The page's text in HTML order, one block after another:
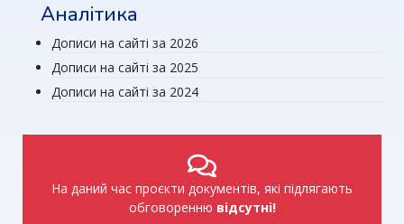
Аналітика
Дописи на сайті за 2026
Дописи на сайті за 2025
Дописи на сайті за 2024
На даний час проєкти документів, які підлягають
обговоренню відсутні!